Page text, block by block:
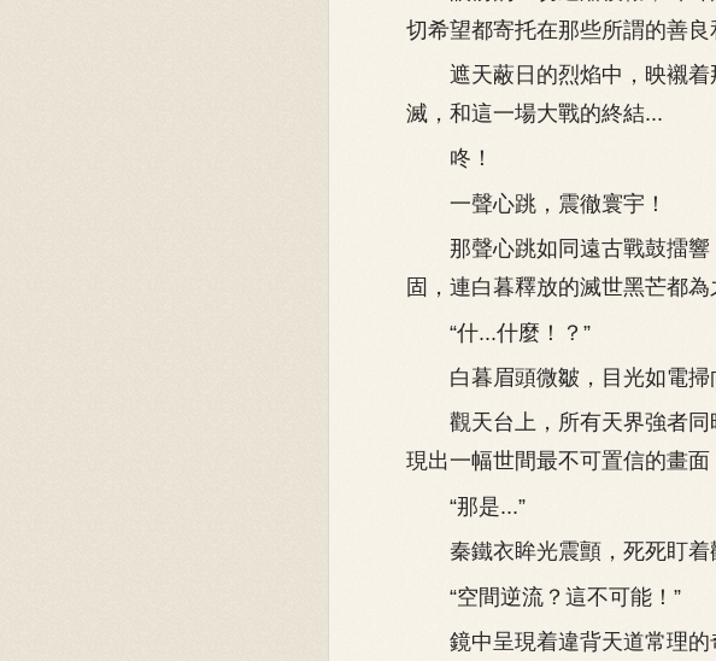
切希望都寄托在那些所謂的善
遮天蔽日的烈焰中，映襯着
滅，和這一場大戰的終結...
咚！
一聲心跳，震徹寰宇！
那聲心跳如同遠古戰鼓擂響
固，連白暮釋放的滅世黑芒都為
“什...什麼！？”
白暮眉頭微皺，目光如電掃
觀天台上，所有天界強者同
現出一幅世間最不可置信的畫面
“那是...”
秦鐵衣眸光震顫，死死盯着
“空間逆流？這不可能！”
鏡中呈現着違背天道常理的